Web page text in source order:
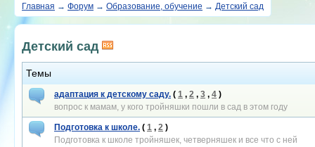
Главная → Форум → Образование, обучение → Детский сад
Детский сад
Темы
адаптация к детскому саду. ( 1 , 2 , 3 , 4 )
вопрос к мамам, у кого тройняшки пошли в сад в этом году
Подготовка к школе. ( 1 , 2 )
Подготовка к школе тройняшек, четверняшек и все что с ней